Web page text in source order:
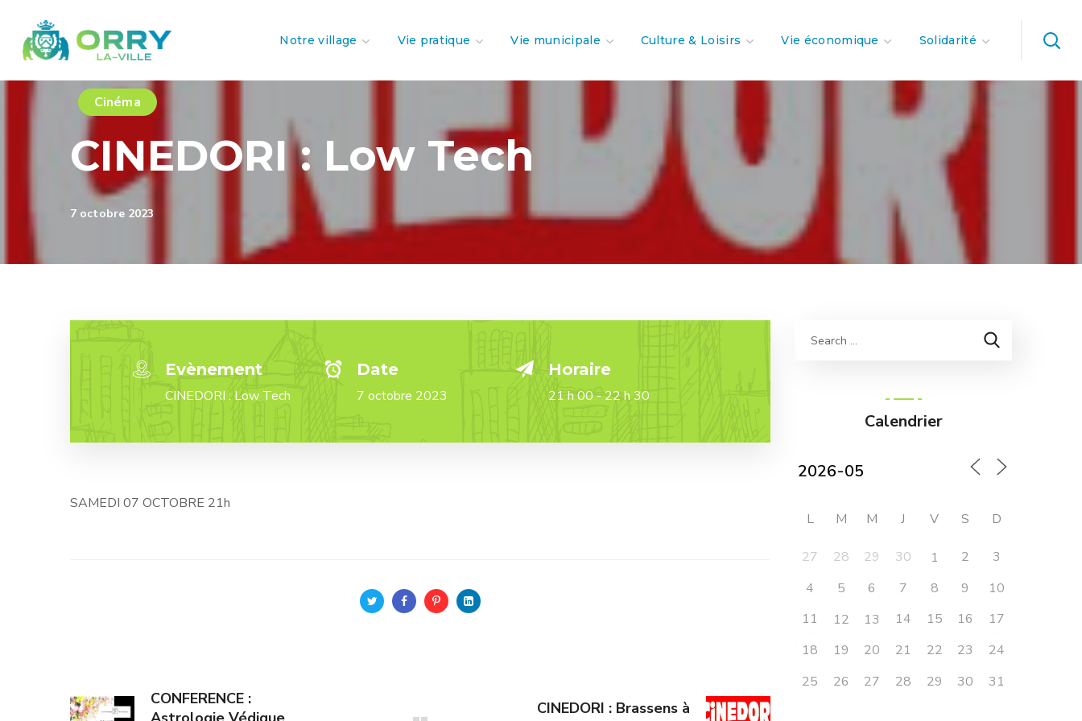
Notre village Vie pratique Vie municipale Culture & Loisirs Vie économique Solidarité
Cinéma
CINEDORI : Low Tech
7 octobre 2023
Evènement
CINEDORI : Low Tech
Date
7 octobre 2023
Horaire
21 h 00 - 22 h 30
SAMEDI 07 OCTOBRE 21h
CONFERENCE :
CINEDORI : Brassens à
Calendrier
L M M J V S D
27 28 29 30 1 2
3
4
5 6 7 8 9
10
11
12 13 14 15 16
17
18
19 20 21 22 23
24
25
26 27 28 29 30 31